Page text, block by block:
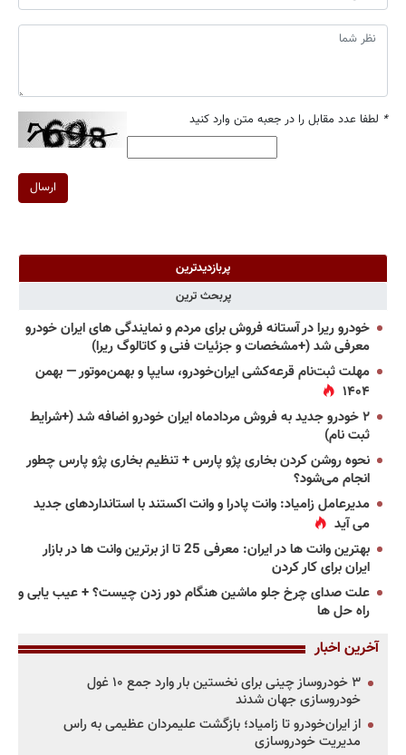
* لطفا عدد مقابل را در جعبه متن وارد کنید
ارسال
پربازدیدترین
پربحث ترین
خودرو ریرا در آستانه فروش برای مردم و نمایندگی های ایران خودرو
معرفی شد (+مشخصات و جزئیات فنی و کاتالوگ ریرا)
مهلت ثبت‌نام قرعه‌کشی ایران‌خودرو، سایپا و بهمن‌موتور — بهمن
۱۴۰۴
۲ خودرو جدید به فروش مردادماه ایران خودرو اضافه شد (+شرایط
ثبت نام)
نحوه روشن کردن بخاری پژو پارس + تنظیم بخاری پژو پارس چطور
انجام می‌شود؟
مدیرعامل زامیاد: وانت پادرا و وانت اکستند با استانداردهای جدید
می آید
بهترین وانت ها در ایران: معرفی 25 تا از برترین وانت ها در بازار
ایران برای کار کردن
علت صدای چرخ جلو ماشین هنگام دور زدن چیست؟ + عیب یابی و
راه حل ها
آخرین اخبار
۳ خودروساز چینی برای نخستین بار وارد جمع ۱۰ غول
خودروسازی جهان شدند
از ایران‌خودرو تا زامیاد؛ بازگشت علیمردان عظیمی به راس
مدیریت خودروسازی